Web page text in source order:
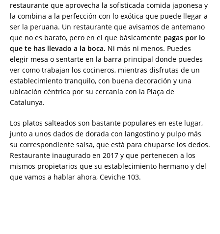
restaurante que aprovecha la sofisticada comida japonesa y
la combina a la perfección con lo exótica que puede llegar a
ser la peruana. Un restaurante que avisamos de antemano
que no es barato, pero en el que básicamente pagas por lo
que te has llevado a la boca. Ni más ni menos. Puedes
elegir mesa o sentarte en la barra principal donde puedes
ver como trabajan los cocineros, mientras disfrutas de un
establecimiento tranquilo, con buena decoración y una
ubicación céntrica por su cercanía con la Plaça de
Catalunya.
Los platos salteados son bastante populares en este lugar,
junto a unos dados de dorada con langostino y pulpo más
su correspondiente salsa, que está para chuparse los dedos.
Restaurante inaugurado en 2017 y que pertenecen a los
mismos propietarios que su establecimiento hermano y del
que vamos a hablar ahora, Ceviche 103.